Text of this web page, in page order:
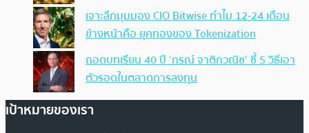
เจาะลึกมุมมอง CIO Bitwise ทำไม 12-24 เดือน
ข้างหน้าคือ ยุคทองของ Tokenization
ถอดบทเรียน 40 ปี ‘กรณ์ จาติกวณิช’ ชี้ 5 วิธีเอา
ตัวรอดในตลาดการลงทุน
เป้าหมายของเรา